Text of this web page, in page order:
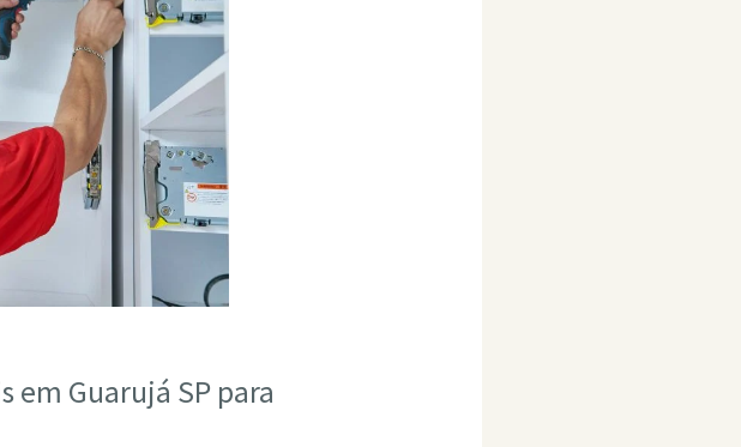
em Guarujá SP para